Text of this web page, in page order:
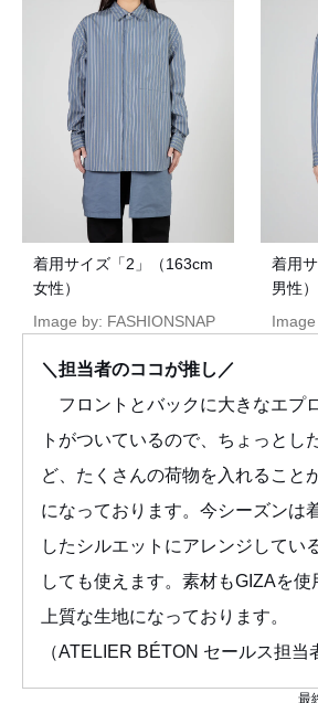
着用サイズ「2」（163cm
女性）
Image by: FASHIONSNAP
着用
男性）
＼担当者のココが推し／
フロントとバックに大きなエプ
トがついているので、ちょっとし
ど、たくさんの荷物を入れること
になっております。今シーズンは
したシルエットにアレンジしてい
しても使えます。素材もGIZAを使
上質な生地になっております。
（ATELIER BÉTON セールス担当
最